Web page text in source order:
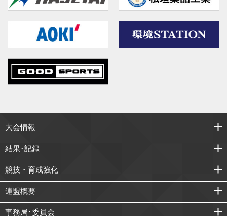
大会情報
結果･記録
競技・育成強化
連盟概要
事務局･委員会